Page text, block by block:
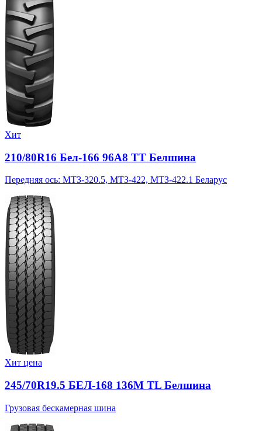
Хит
210/80R16 Бел-166 96A8 TT Белшина
Передняя ось: МТЗ-320.5, МТЗ-422, МТЗ-422.1 Беларус
Хит цена
245/70R19.5 БЕЛ-168 136M TL Белшина
Грузовая бескамерная шина